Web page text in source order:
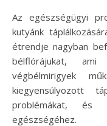
Az egészségügyi
kutyánk
étrendje nagyban
bélflórájukat,
végbélmirigyek
kiegyensúlyozott
problémákat, és
egészségéhez.